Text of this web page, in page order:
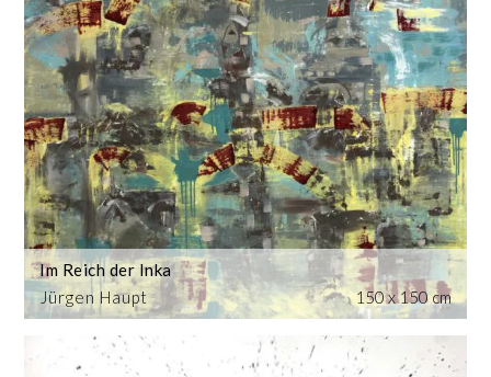
Jürgen Haupt
Im Reich der Inka
150 x 150 cm